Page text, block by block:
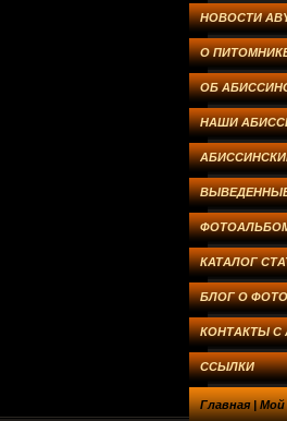
НОВОСТИ
О ПИТОМНИКЕ
ОБ
НАШИ
КАТАЛОГ
БЛОГ О
КОНТАКТЫ С
ССЫЛКИ
Главная|Мой